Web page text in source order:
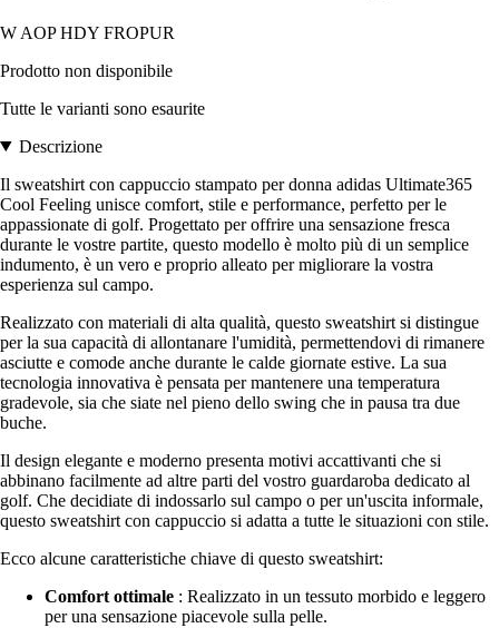
W AOP HDY FROPUR
Prodotto non disponibile
Tutte le varianti sono esaurite
Descrizione
Il sweatshirt con cappuccio stampato per donna adidas Ultimate365
Cool Feeling unisce comfort, stile e performance, perfetto per le
appassionate di golf. Progettato per offrire una sensazione fresca
durante le vostre partite, questo modello è molto più di un semplice
indumento, è un vero e proprio alleato per migliorare la vostra
esperienza sul campo.
Realizzato con materiali di alta qualità, questo sweatshirt si distingue
per la sua capacità di allontanare l'umidità, permettendovi di rimanere
asciutte e comode anche durante le calde giornate estive. La sua
tecnologia innovativa è pensata per mantenere una temperatura
gradevole, sia che siate nel pieno dello swing che in pausa tra due
buche.
Il design elegante e moderno presenta motivi accattivanti che si
abbinano facilmente ad altre parti del vostro guardaroba dedicato al
golf. Che decidiate di indossarlo sul campo o per un'uscita informale,
questo sweatshirt con cappuccio si adatta a tutte le situazioni con stile.
Ecco alcune caratteristiche chiave di questo sweatshirt:
Comfort ottimale : Realizzato in un tessuto morbido e leggero
per una sensazione piacevole sulla pelle.